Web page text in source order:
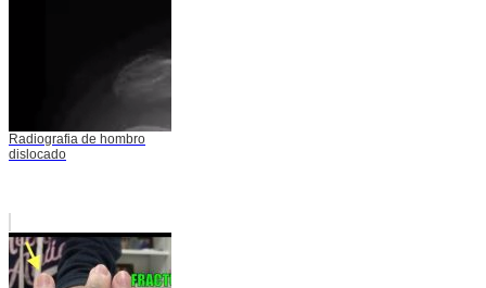
Radiografia de hombro
dislocado